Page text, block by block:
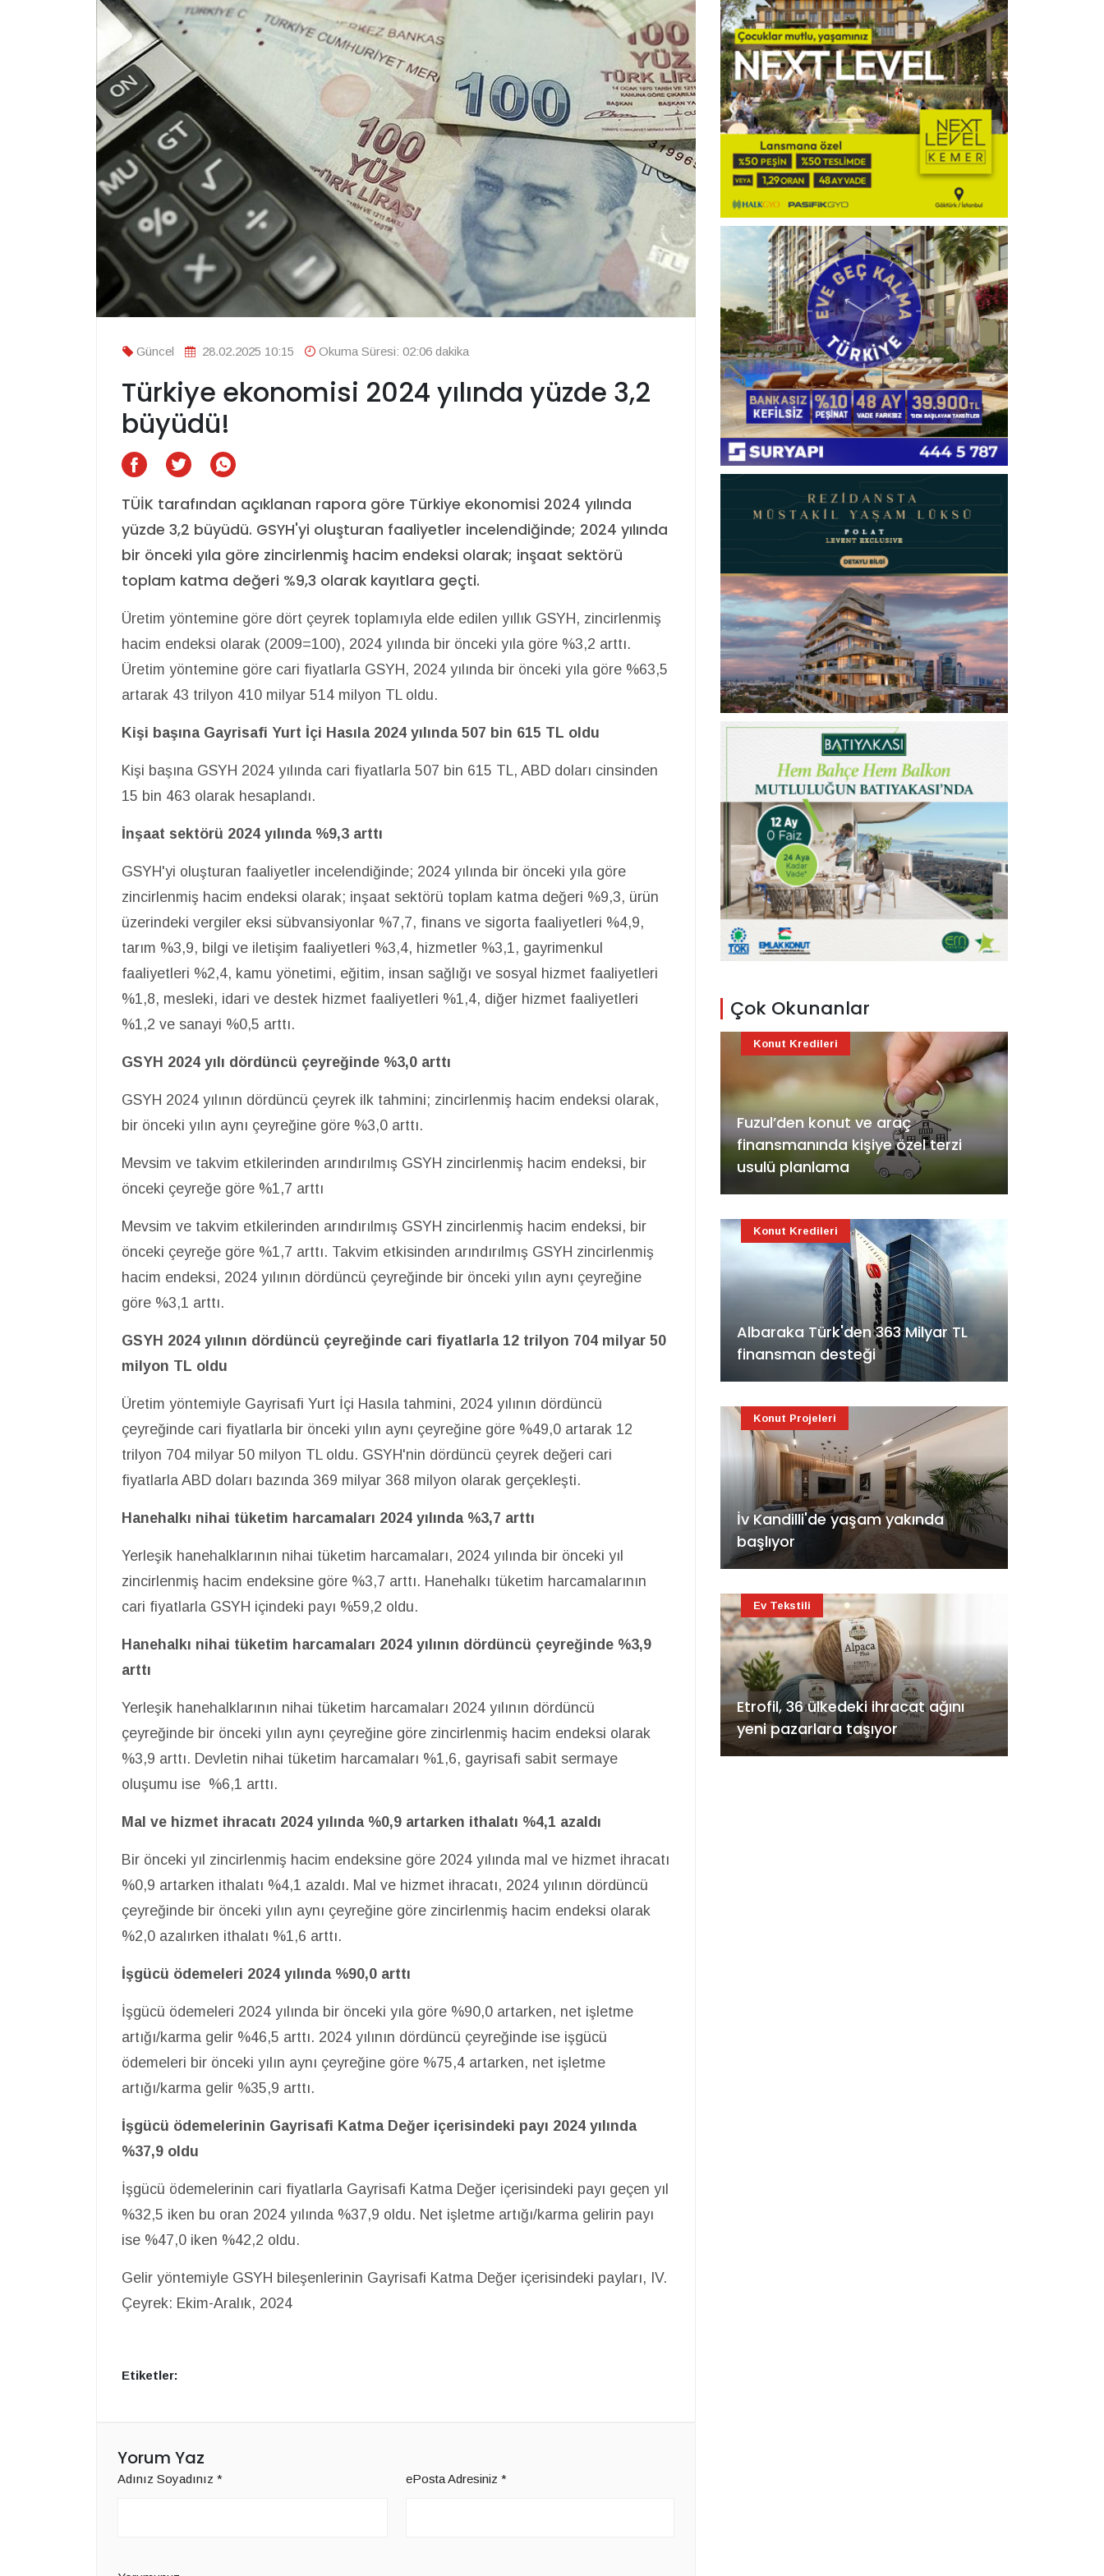
Güncel 28.02.2025 10:15 Okuma Süresi: 02:06 dakika
Türkiye ekonomisi 2024 yılında yüzde 3,2
büyüdü!
TÜİK tarafından açıklanan rapora göre Türkiye ekonomisi 2024 yılında
yüzde 3,2 büyüdü. GSYH'yi oluşturan faaliyetler incelendiğinde; 2024 yılında
bir önceki yıla göre zincirlenmiş hacim endeksi olarak; inşaat sektörü
toplam katma değeri %9,3 olarak kayıtlara geçti.
Üretim yöntemine göre dört çeyrek toplamıyla elde edilen yıllık GSYH, zincirlenmiş
hacim endeksi olarak (2009=100), 2024 yılında bir önceki yıla göre %3,2 arttı.
Üretim yöntemine göre cari fiyatlarla GSYH, 2024 yılında bir önceki yıla göre %63,5
artarak 43 trilyon 410 milyar 514 milyon TL oldu.
Kişi başına Gayrisafi Yurt İçi Hasıla 2024 yılında 507 bin 615 TL oldu
Kişi başına GSYH 2024 yılında cari fiyatlarla 507 bin 615 TL, ABD doları cinsinden
15 bin 463 olarak hesaplandı.
İnşaat sektörü 2024 yılında %9,3 arttı
GSYH'yi oluşturan faaliyetler incelendiğinde; 2024 yılında bir önceki yıla göre
zincirlenmiş hacim endeksi olarak; inşaat sektörü toplam katma değeri %9,3, ürün
üzerindeki vergiler eksi sübvansiyonlar %7,7, finans ve sigorta faaliyetleri %4,9,
tarım %3,9, bilgi ve iletişim faaliyetleri %3,4, hizmetler %3,1, gayrimenkul
faaliyetleri %2,4, kamu yönetimi, eğitim, insan sağlığı ve sosyal hizmet faaliyetleri
%1,8, mesleki, idari ve destek hizmet faaliyetleri %1,4, diğer hizmet faaliyetleri
%1,2 ve sanayi %0,5 arttı.
GSYH 2024 yılı dördüncü çeyreğinde %3,0 arttı
GSYH 2024 yılının dördüncü çeyrek ilk tahmini; zincirlenmiş hacim endeksi olarak,
bir önceki yılın aynı çeyreğine göre %3,0 arttı.
Mevsim ve takvim etkilerinden arındırılmış GSYH zincirlenmiş hacim endeksi, bir
önceki çeyreğe göre %1,7 arttı
Mevsim ve takvim etkilerinden arındırılmış GSYH zincirlenmiş hacim endeksi, bir
önceki çeyreğe göre %1,7 arttı. Takvim etkisinden arındırılmış GSYH zincirlenmiş
hacim endeksi, 2024 yılının dördüncü çeyreğinde bir önceki yılın aynı çeyreğine
göre %3,1 arttı.
GSYH 2024 yılının dördüncü çeyreğinde cari fiyatlarla 12 trilyon 704 milyar 50
milyon TL oldu
Üretim yöntemiyle Gayrisafi Yurt İçi Hasıla tahmini, 2024 yılının dördüncü
çeyreğinde cari fiyatlarla bir önceki yılın aynı çeyreğine göre %49,0 artarak 12
trilyon 704 milyar 50 milyon TL oldu. GSYH'nin dördüncü çeyrek değeri cari
fiyatlarla ABD doları bazında 369 milyar 368 milyon olarak gerçekleşti.
Hanehalkı nihai tüketim harcamaları 2024 yılında %3,7 arttı
Yerleşik hanehalklarının nihai tüketim harcamaları, 2024 yılında bir önceki yıl
zincirlenmiş hacim endeksine göre %3,7 arttı. Hanehalkı tüketim harcamalarının
cari fiyatlarla GSYH içindeki payı %59,2 oldu.
Hanehalkı nihai tüketim harcamaları 2024 yılının dördüncü çeyreğinde %3,9
arttı
Yerleşik hanehalklarının nihai tüketim harcamaları 2024 yılının dördüncü
çeyreğinde bir önceki yılın aynı çeyreğine göre zincirlenmiş hacim endeksi olarak
%3,9 arttı. Devletin nihai tüketim harcamaları %1,6, gayrisafi sabit sermaye
oluşumu ise %6,1 arttı.
Mal ve hizmet ihracatı 2024 yılında %0,9 artarken ithalatı %4,1 azaldı
Bir önceki yıl zincirlenmiş hacim endeksine göre 2024 yılında mal ve hizmet ihracatı
%0,9 artarken ithalatı %4,1 azaldı. Mal ve hizmet ihracatı, 2024 yılının dördüncü
çeyreğinde bir önceki yılın aynı çeyreğine göre zincirlenmiş hacim endeksi olarak
%2,0 azalırken ithalatı %1,6 arttı.
İşgücü ödemeleri 2024 yılında %90,0 arttı
İşgücü ödemeleri 2024 yılında bir önceki yıla göre %90,0 artarken, net işletme
artığı/karma gelir %46,5 arttı. 2024 yılının dördüncü çeyreğinde ise işgücü
ödemeleri bir önceki yılın aynı çeyreğine göre %75,4 artarken, net işletme
artığı/karma gelir %35,9 arttı.
İşgücü ödemelerinin Gayrisafi Katma Değer içerisindeki payı 2024 yılında
%37,9 oldu
İşgücü ödemelerinin cari fiyatlarla Gayrisafi Katma Değer içerisindeki payı geçen yıl
%32,5 iken bu oran 2024 yılında %37,9 oldu. Net işletme artığı/karma gelirin payı
ise %47,0 iken %42,2 oldu.
Gelir yöntemiyle GSYH bileşenlerinin Gayrisafi Katma Değer içerisindeki payları, IV.
Çeyrek: Ekim-Aralık, 2024
Etiketler:
Yorum Yaz
Adınız Soyadınız * ePosta Adresiniz *
Çok Okunanlar
Fuzul’den konut ve araç
finansmanında kişiye özel terzi
usulü planlama
Konut Kredileri
Albaraka Türk'den 363 Milyar TL
finansman desteği
Konut Kredileri
İv Kandilli'de yaşam yakında
başlıyor
Konut Projeleri
Etrofil, 36 ülkedeki ihracat ağını
yeni pazarlara taşıyor
Ev Tekstili